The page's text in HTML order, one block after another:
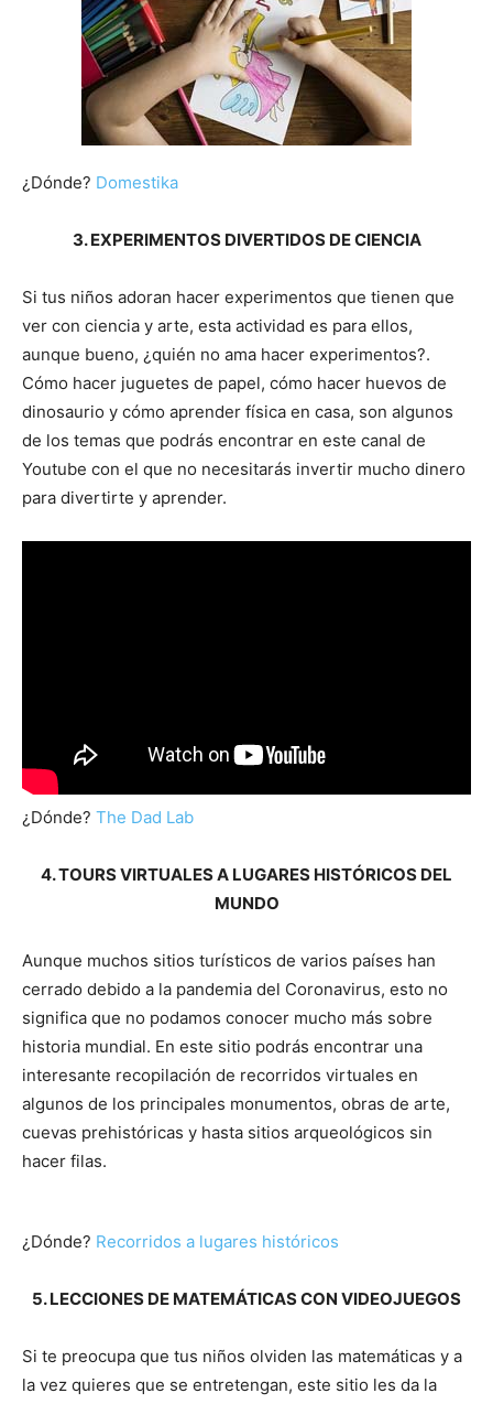
¿Dónde? Domestika
3. EXPERIMENTOS DIVERTIDOS DE CIENCIA
Si tus niños adoran hacer experimentos que tienen que
ver con ciencia y arte, esta actividad es para ellos,
aunque bueno, ¿quién no ama hacer experimentos?.
Cómo hacer juguetes de papel, cómo hacer huevos de
dinosaurio y cómo aprender física en casa, son algunos
de los temas que podrás encontrar en este canal de
Youtube con el que no necesitarás invertir mucho dinero
para divertirte y aprender.
¿Dónde? The Dad Lab
4. TOURS VIRTUALES A LUGARES HISTÓRICOS DEL
MUNDO
Aunque muchos sitios turísticos de varios países han
cerrado debido a la pandemia del Coronavirus, esto no
significa que no podamos conocer mucho más sobre
historia mundial. En este sitio podrás encontrar una
interesante recopilación de recorridos virtuales en
algunos de los principales monumentos, obras de arte,
cuevas prehistóricas y hasta sitios arqueológicos sin
hacer filas.
¿Dónde? Recorridos a lugares históricos
5. LECCIONES DE MATEMÁTICAS CON VIDEOJUEGOS
Si te preocupa que tus niños olviden las matemáticas y a
la vez quieres que se entretengan, este sitio les da la